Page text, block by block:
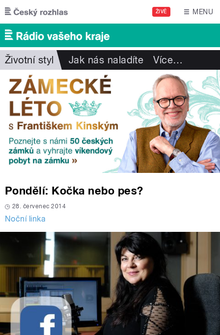
Přejít k hlavnímu obsahu
ŽIVĚ MENU
Životní styl Jak nás naladíte Více…
Pondělí: Kočka nebo pes?
28. červenec 2014
Noční linka